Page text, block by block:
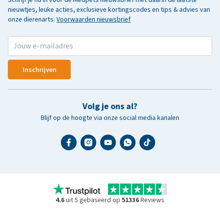
nieuwtjes, leuke acties, exclusieve kortingscodes en tips & advies van
onze dierenarts. Voorwaarden nieuwsbrief
Inschrijven
Volg je ons al?
Blijf op de hoogte via onze social media kanalen
4.6uit 5 gebaseerd op 51336Reviews